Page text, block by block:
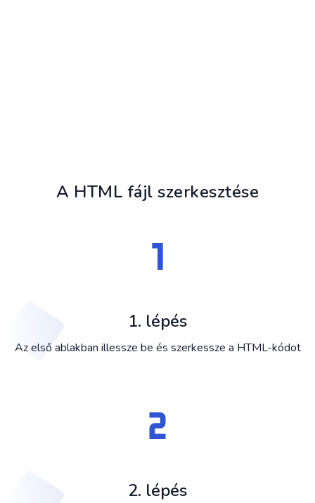
A HTML fájl szerkesztése
1. lépés
Az első ablakban illessze be és szerkessze a HTML-kódot
2. lépés